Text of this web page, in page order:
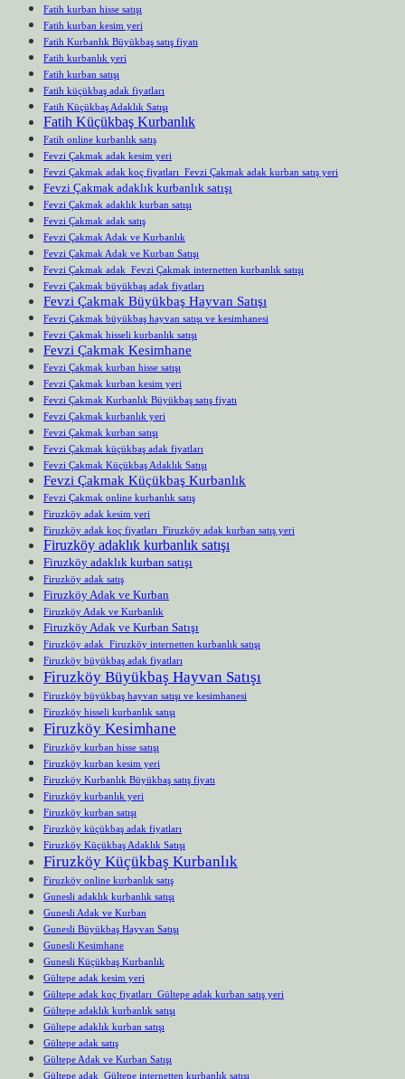
Fatih kurban hisse satışı
Fatih kurban kesim yeri
Fatih Kurbanlık Büyükbaş satış fiyatı
Fatih kurbanlık yeri
Fatih kurban satışı
Fatih küçükbaş adak fiyatları
Fatih Küçükbaş Adaklık Satışı
Fatih Küçükbaş Kurbanlık
Fatih online kurbanlık satış
Fevzi Çakmak adak kesim yeri
Fevzi Çakmak adak koç fiyatları Fevzi Çakmak adak kurban satış yeri
Fevzi Çakmak adaklık kurbanlık satışı
Fevzi Çakmak adaklık kurban satışı
Fevzi Çakmak adak satış
Fevzi Çakmak Adak ve Kurbanlık
Fevzi Çakmak Adak ve Kurban Satışı
Fevzi Çakmak adak Fevzi Çakmak internetten kurbanlık satışı
Fevzi Çakmak büyükbaş adak fiyatları
Fevzi Çakmak Büyükbaş Hayvan Satışı
Fevzi Çakmak büyükbaş hayvan satışı ve kesimhanesi
Fevzi Çakmak hisseli kurbanlık satışı
Fevzi Çakmak Kesimhane
Fevzi Çakmak kurban hisse satışı
Fevzi Çakmak kurban kesim yeri
Fevzi Çakmak Kurbanlık Büyükbaş satış fiyatı
Fevzi Çakmak kurbanlık yeri
Fevzi Çakmak kurban satışı
Fevzi Çakmak küçükbaş adak fiyatları
Fevzi Çakmak Küçükbaş Adaklık Satışı
Fevzi Çakmak Küçükbaş Kurbanlık
Fevzi Çakmak online kurbanlık satış
Firuzköy adak kesim yeri
Firuzköy adak koç fiyatları Firuzköy adak kurban satış yeri
Firuzköy adaklık kurbanlık satışı
Firuzköy adaklık kurban satışı
Firuzköy adak satış
Firuzköy Adak ve Kurban
Firuzköy Adak ve Kurbanlık
Firuzköy Adak ve Kurban Satışı
Firuzköy adak Firuzköy internetten kurbanlık satışı
Firuzköy büyükbaş adak fiyatları
Firuzköy Büyükbaş Hayvan Satışı
Firuzköy büyükbaş hayvan satışı ve kesimhanesi
Firuzköy hisseli kurbanlık satışı
Firuzköy Kesimhane
Firuzköy kurban hisse satışı
Firuzköy kurban kesim yeri
Firuzköy Kurbanlık Büyükbaş satış fiyatı
Firuzköy kurbanlık yeri
Firuzköy kurban satışı
Firuzköy küçükbaş adak fiyatları
Firuzköy Küçükbaş Adaklık Satışı
Firuzköy Küçükbaş Kurbanlık
Firuzköy online kurbanlık satış
Gunesli adaklık kurbanlık satışı
Gunesli Adak ve Kurban
Gunesli Büyükbaş Hayvan Satışı
Gunesli Kesimhane
Gunesli Küçükbaş Kurbanlık
Gültepe adak kesim yeri
Gültepe adak koç fiyatları Gültepe adak kurban satış yeri
Gültepe adaklık kurbanlık satışı
Gültepe adaklık kurban satışı
Gültepe adak satış
Gültepe Adak ve Kurban Satışı
Gültepe adak Gültepe internetten kurbanlık satışı